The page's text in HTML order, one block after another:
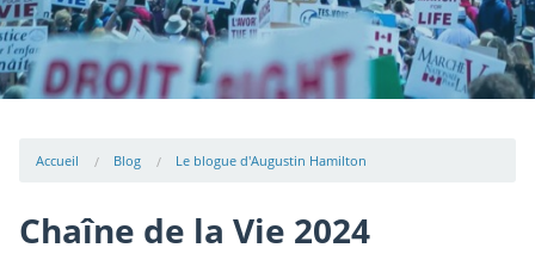
Accueil Blog Le blogue d'Augustin Hamilton
Chaîne de la Vie 2024